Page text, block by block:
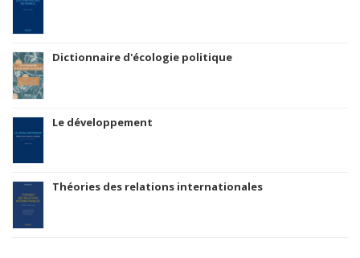
Dictionnaire d'écologie politique
Le développement
Théories des relations internationales